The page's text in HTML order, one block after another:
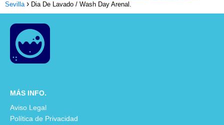
Sevilla
Dia De Lavado / Wash Day Arenal.
MÁS INFO.
Aviso Legal
Política de Privacidad